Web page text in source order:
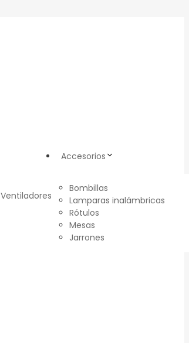
Ventiladores
Accesorios
Bombillas
Lamparas inalámbricas
Rótulos
Mesas
Jarrones